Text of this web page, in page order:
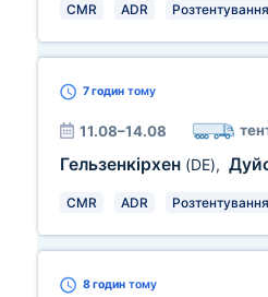
CMR ADR Розтентування
7 годин тому
11.08–14.08
Гельзенкірхен (DE),
CMR ADR Розтентування
8 годин тому